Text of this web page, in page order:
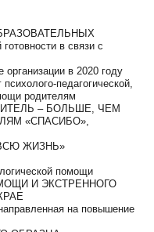
в связи с
в 2020 году
педагогической,
родителям
– БОЛЬШЕ, ЧЕМ
«СПАСИБО»,
ВСЮ ЖИЗНЬ»
помощи
И ЭКСТРЕННОГО
на повышение